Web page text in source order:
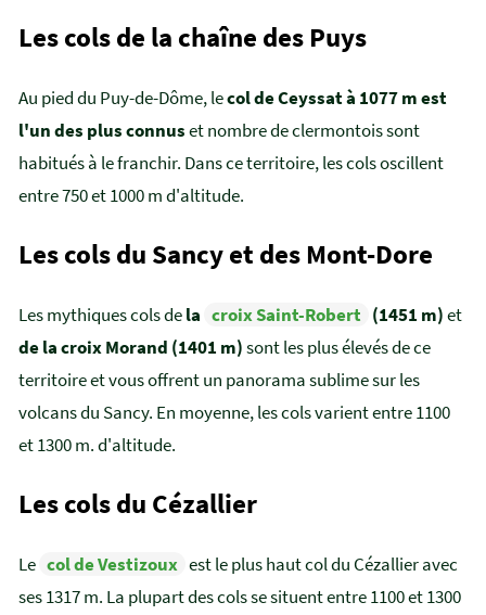
Les cols de la chaîne des Puys
Au pied du Puy-de-Dôme, lecol de Ceyssat à 1077 m est
l'un des plus connuset nombre de clermontois sont
habitués à le franchir. Dans ce territoire, les cols oscillent
entre 750 et 1000 m d'altitude.
Les cols du Sancy et des Mont-Dore
Les mythiques cols dela croix Saint-Robert (1451 m)et
de la croix Morand (1401 m)sont les plus élevés de ce
territoire et vous offrent un panorama sublime sur les
volcans du Sancy. En moyenne, les cols varient entre 1100
et 1300 m. d'altitude.
Les cols du Cézallier
Le col de Vestizoux est le plus haut col du Cézallier avec
ses 1317 m. La plupart des cols se situent entre 1100 et 1300